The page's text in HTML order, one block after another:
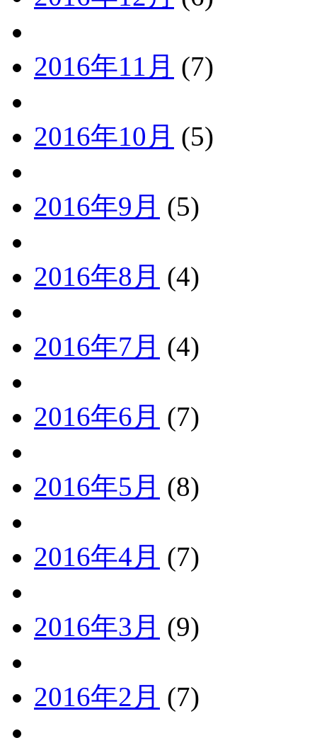
2016年11月 (7)
2016年10月 (5)
2016年9月 (5)
2016年8月 (4)
2016年7月 (4)
2016年6月 (7)
2016年5月 (8)
2016年4月 (7)
2016年3月 (9)
2016年2月 (7)